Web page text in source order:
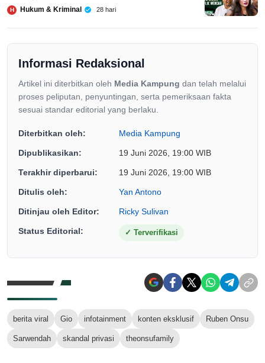
H Hukum & Kriminal 28 hari
Informasi Redaksional
Artikel ini diterbitkan oleh Media Kampung dan telah melalui
proses peliputan, penyuntingan, serta pemeriksaan fakta
sesuai standar editorial yang berlaku.
Diterbitkan oleh: Media Kampung
Dipublikasikan: 19 Juni 2026, 19:00 WIB
Terakhir diperbarui: 19 Juni 2026, 19:00 WIB
Ditulis oleh: Yan Antono
Ditinjau oleh Editor: Ricky Sulivan
Status Editorial: ✓ Terverifikasi
berita viral Gio infotainment konten eksklusif Ruben Onsu
Sarwendah skandal privasi theonsufamily